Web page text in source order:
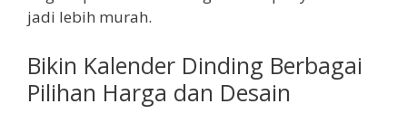
jadi lebih murah.
Bikin Kalender Dinding Berbagai
Pilihan Harga dan Desain